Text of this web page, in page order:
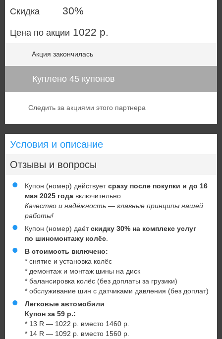
Скидка 30%
Цена по акции 1022 р.
Акция закончилась
Куплено 45 купонов
Следить за акциями этого партнера
Условия и описание
Отзывы и вопросы
Купон (номер) действуетсразу после покупки и до 16
мая 2025 года включительно.
Качество и надёжность — главные принципы нашей
работы!
Купон (номер) даётскидку 30% на комплекс услуг
по шиномонтажу колёс.
В стоимость включено:
* снятие и установка колёс
* демонтаж и монтаж шины на диск
* балансировка колёс (без доплаты за грузики)
* обслуживание шин с датчиками давления (без доплат)
Легковые автомобили
Купон за 59 р.:
* 13 R — 1022 р. вместо 1460 р.
* 14 R — 1092 р. вместо 1560 р.